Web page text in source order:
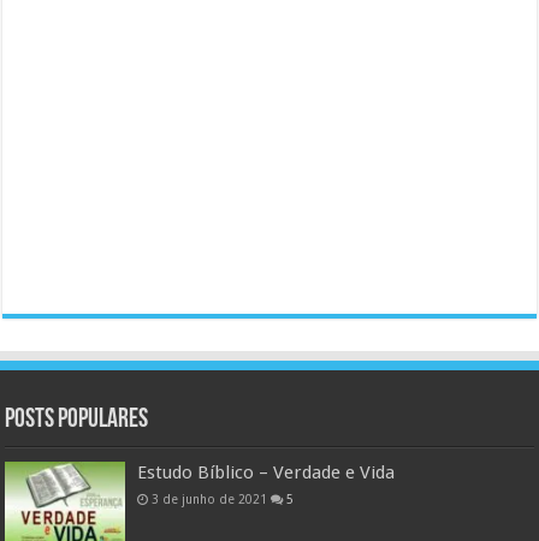
Posts populares
Estudo Bíblico – Verdade e Vida
3 de junho de 2021 5